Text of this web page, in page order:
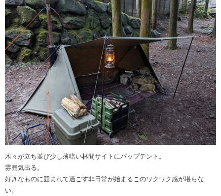
木々が立ち並び少し薄暗い林間サイトにパップテント。
雰囲気出る。
好きなものに囲まれて過ごす非日常が始まるこのワクワク感が堪らな
い。